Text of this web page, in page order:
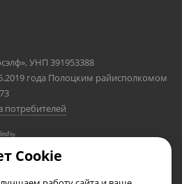
УНП 391953388
года Полоцким райисполкомом
Cookie